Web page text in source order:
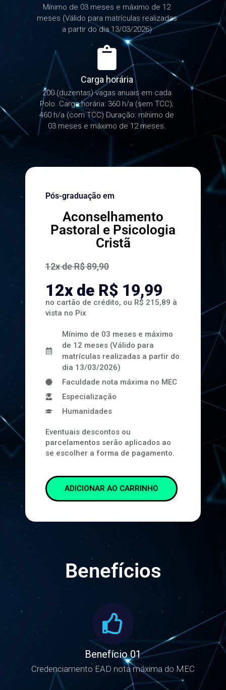
Mínimo de 03 meses e máximo de 12
meses (Válido para matrículas realizadas
a partir do dia 13/03/2026)
Carga horária
200 (duzentas) vagas anuais em cada
Polo. Carga horária: 360 h/a (sem TCC);
460 h/a (com TCC) Duração: mínimo de
03 meses e máximo de 12 meses.
Pós-graduação em
Aconselhamento
Pastoral e Psicologia
Cristã
12x de R$ 89,90
12x de R$ 19,99
no cartão de crédito, ou R$ 215,89 à
vista no Pix
Mínimo de 03 meses e máximo
de 12 meses (Válido para
matrículas realizadas a partir do
dia 13/03/2026)
Faculdade nota máxima no MEC
Especialização
Humanidades
Eventuais descontos ou
parcelamentos serão aplicados ao
se escolher a forma de pagamento.
ADICIONAR AO CARRINHO
Benefícios
Benefício 01
Credenciamento EAD nota máxima do MEC